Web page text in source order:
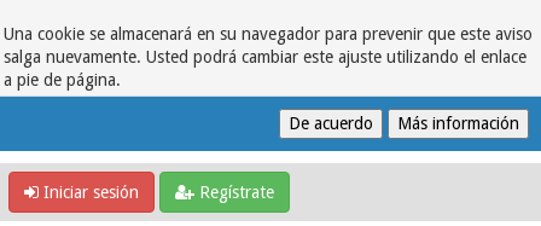
Una cookie se almacenará en su navegador para prevenir que este aviso
salga nuevamente. Usted podrá cambiar este ajuste utilizando el enlace
a pie de página.
Iniciar sesión Regístrate